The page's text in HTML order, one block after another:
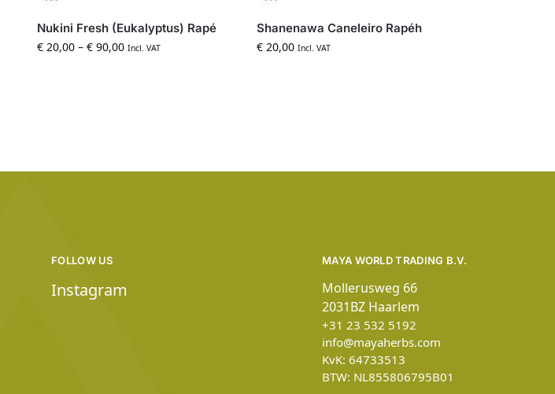
Nukini Fresh (Eukalyptus) Rapé
€ 20,00 –€ 90,00 Incl. VAT
Shanenawa Caneleiro Rapéh
€ 20,00 Incl. VAT
MAYA WORLD TRADING B.V.
Mollerusweg 66
2031BZ Haarlem
+31 23 532 5192
info@mayaherbs.com
KvK: 64733513
BTW: NL855806795B01
FOLLOW US
Instagram